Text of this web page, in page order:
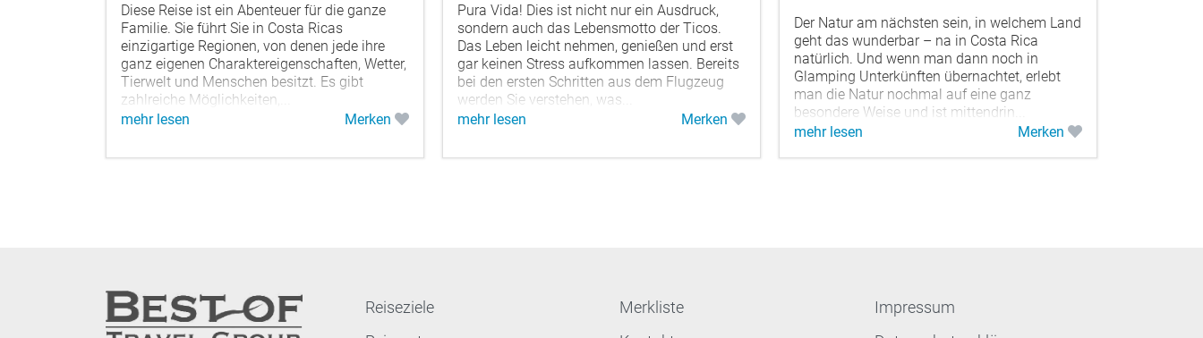
Diese Reise ist ein Abenteuer für die ganze
Familie. Sie führt Sie in Costa Ricas
einzigartige Regionen, von denen jede ihre
ganz eigenen Charaktereigenschaften, Wetter,
Tierwelt und Menschen besitzt. Es gibt
zahlreiche Möglichkeiten,...
mehr lesen
Merken
Pura Vida! Dies ist nicht nur ein Ausdruck,
sondern auch das Lebensmotto der Ticos.
Das Leben leicht nehmen, genießen und erst
gar keinen Stress aufkommen lassen. Bereits
bei den ersten Schritten aus dem Flugzeug
werden Sie verstehen, was...
mehr lesen
Merken
Der Natur am nächsten sein, in welchem Land
geht das wunderbar – na in Costa Rica
natürlich. Und wenn man dann noch in
Glamping Unterkünften übernachtet, erlebt
man die Natur nochmal auf eine ganz
besondere Weise und ist mittendrin...
mehr lesen
Merken
Reiseziele
Merkliste
Impressum